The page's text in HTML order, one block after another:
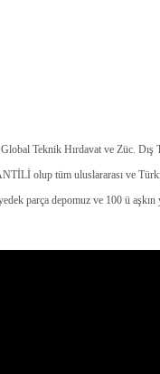
Teknik Hırdavat ve Züc. Dış
olup tüm uluslararası ve
parça depomuz ve 100 ü